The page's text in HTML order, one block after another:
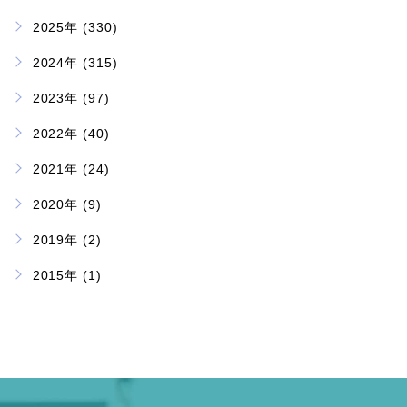
2025年 (330)
2024年 (315)
2023年 (97)
2022年 (40)
2021年 (24)
2020年 (9)
2019年 (2)
2015年 (1)